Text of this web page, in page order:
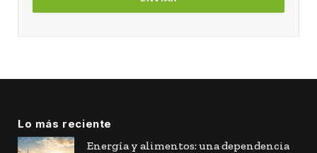
Lo más reciente
Energía y alimentos: una dependencia